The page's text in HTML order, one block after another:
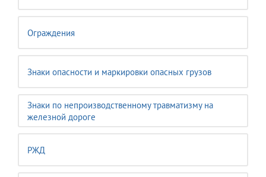
Ограждения
Знаки опасности и маркировки опасных грузов
Знаки по непроизводственному травматизму на
железной дороге
РЖД